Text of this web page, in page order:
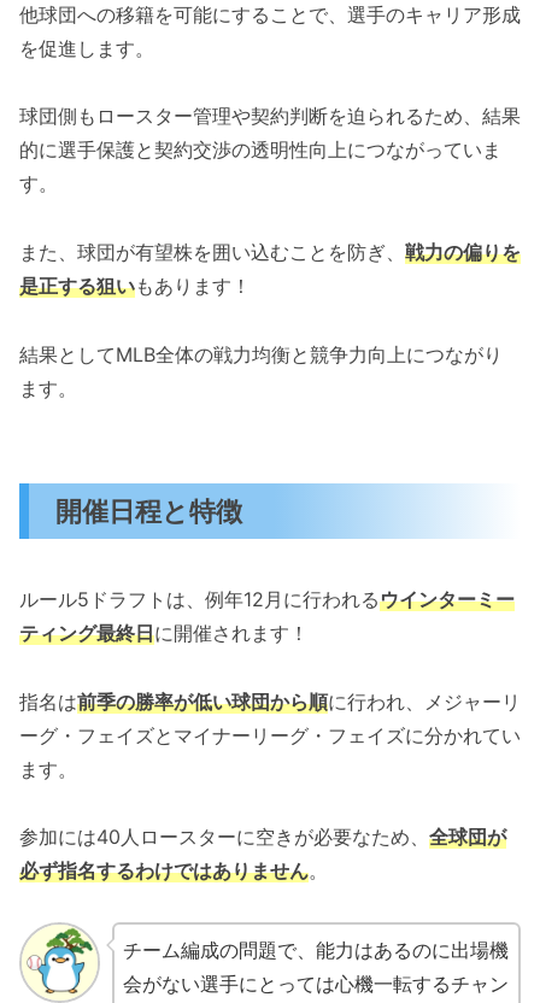
他球団への移籍を可能にすることで、選手のキャリア形成
を促進します。
球団側もロースター管理や契約判断を迫られるため、結果
的に選手保護と契約交渉の透明性向上につながっていま
す。
また、球団が有望株を囲い込むことを防ぎ、 戦力の偏りを
是正する狙いもあります！
結果としてMLB全体の戦力均衡と競争力向上につながり
ます。
開催日程と特徴
ルール5ドラフトは、例年12月に行われるウインターミー
ティング最終日に開催されます！
指名は前季の勝率が低い球団から順に行われ、メジャーリ
ーグ・フェイズとマイナーリーグ・フェイズに分かれてい
ます。
参加には40人ロースターに空きが必要なため、 全球団が
必ず指名するわけではありません。
チーム編成の問題で、能力はあるのに出場機
会がない選手にとっては心機一転するチャン